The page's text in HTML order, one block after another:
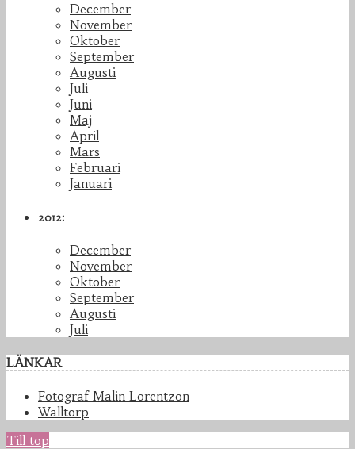
December
November
Oktober
September
Augusti
Juli
Juni
Maj
April
Mars
Februari
Januari
2012:
December
November
Oktober
September
Augusti
Juli
LÄNKAR
Fotograf Malin Lorentzon
Walltorp
Till top